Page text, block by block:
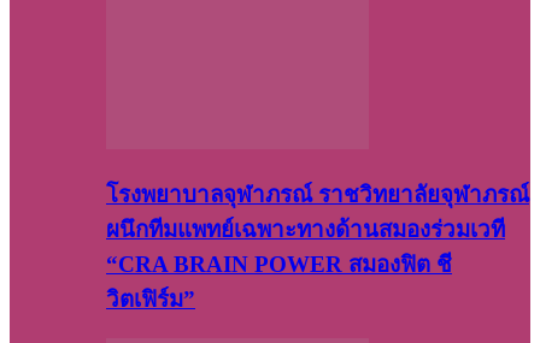
โรงพยาบาลจุฬาภรณ์ ราชวิทยาลัยจุฬาภรณ์
ผนึกทีมแพทย์เฉพาะทางด้านสมองร่วมเวที
“CRA BRAIN POWER สมองฟิต ชี
วิตเฟิร์ม”